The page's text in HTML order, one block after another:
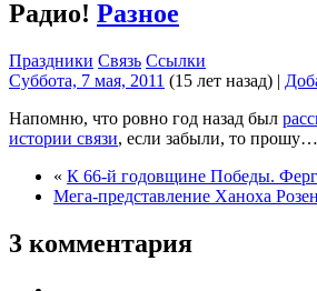
Радио! Разное
Праздники Связь Ссылки
Суббота, 7 мая, 2011 (15 лет назад) |
Напомню, что ровно год назад был
истории связи, если забыли, то прошу…
« К 66-й годовщине Победы.
Мега-представление Ханоха
3 комментария